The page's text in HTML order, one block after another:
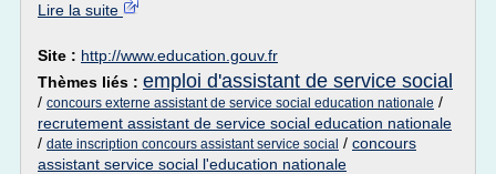
Lire la suite
Site : http://www.education.gouv.fr
Thèmes liés : emploi d'assistant de service social
/ concours externe assistant de service social education nationale /
recrutement assistant de service social education nationale
/ date inscription concours assistant service social / concours
assistant service social l'education nationale